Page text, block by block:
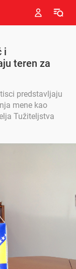
i
teren za
predstavljaju
mene kao
Tužiteljstva